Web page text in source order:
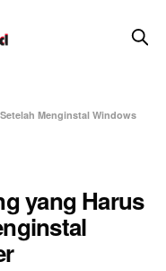
Menginstal Windows
yang Harus